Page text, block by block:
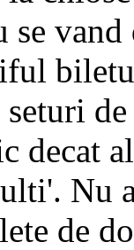
se
decat
Nu
de